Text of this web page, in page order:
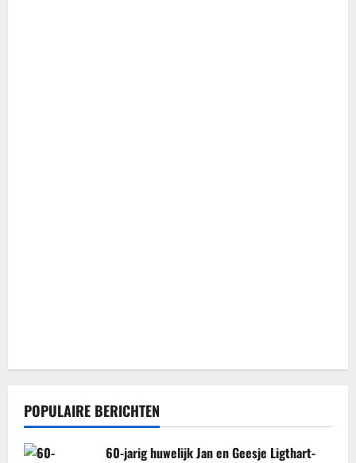
POPULAIRE BERICHTEN
60-jarig huwelijk Jan en Geesje Ligthart-